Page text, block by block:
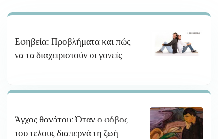
Εφηβεία: Προβλήματα και πώς
να τα διαχειριστούν οι γονείς
Άγχος θανάτου: Όταν ο φόβος
του τέλους διαπερνά τη ζωή